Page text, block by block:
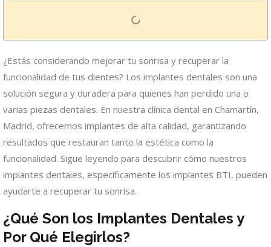
¿Estás considerando mejorar tu sonrisa y recuperar la
funcionalidad de tus dientes? Los implantes dentales son una
solución segura y duradera para quienes han perdido una o
varias piezas dentales. En nuestra clínica dental en Chamartín,
Madrid, ofrecemos implantes de alta calidad, garantizando
resultados que restauran tanto la estética como la
funcionalidad. Sigue leyendo para descubrir cómo nuestros
implantes dentales, específicamente los implantes BTI, pueden
ayudarte a recuperar tu sonrisa.
¿Qué Son los Implantes Dentales y
Por Qué Elegirlos?